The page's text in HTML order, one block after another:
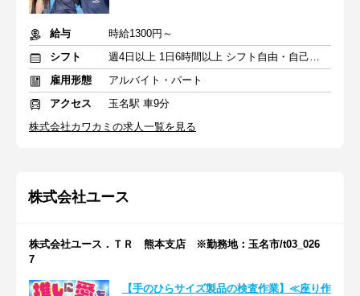
給与
時給1300円～
シフト
週4日以上 1日6時間以上 シフト自由・自己申告
雇用形態
アルバイト・パート
アクセス
玉名駅 車9分
株式会社カワカミの求人一覧を見る
株式会社ユース
株式会社ユース．ＴＲ 熊本支店 ※勤務地：玉名市/t03_026
7
【手のひらサイズ製品の検査作業】≪座り作